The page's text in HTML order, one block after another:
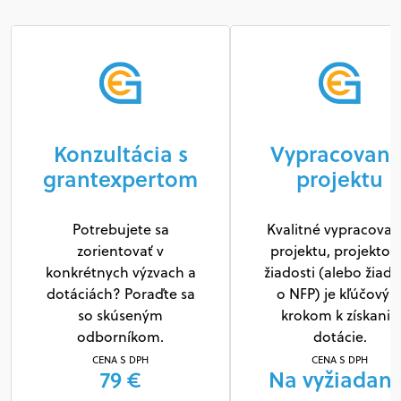
Konzultácia s
grantexpertom
Potrebujete sa
zorientovať v
konkrétnych výzvach a
dotáciách? Poraďte sa
so skúseným
odborníkom.
CENA S DPH
79 €
projektu
Kvalitné
projektu,
žiadosti (alebo
o NFP) je
krokom k získaniu
dotácie.
CENA S DPH
Na